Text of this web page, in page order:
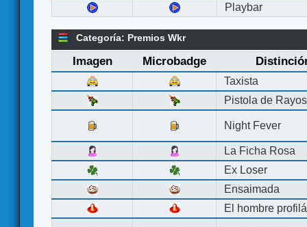
Playbar
Categoría: Premios Wkr
Imagen Microbadge
Taxista
Pistola de Rayos
Night Fever
La Ficha Rosa
Ex Loser
Ensaimada
El hombre